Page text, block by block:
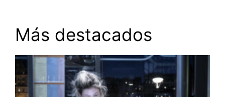
Más destacados